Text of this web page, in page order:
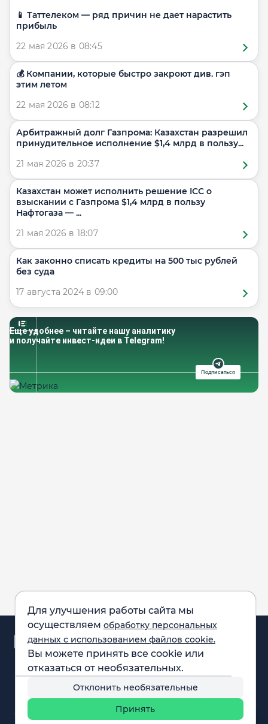
Для улучшения работы сайта мы
осуществляем обработку персональных
данных с использованием файлов cookie.
Вы можете принять все cookie или
отказаться от необязательных.
Отклонить необязательные
Принять
📱 Таттелеком — ряд причин не дает нарастить
прибыль
22 мая 2026 в 08:45
💰 Компании, которые быстро закроют див. гэп
этим летом
22 мая 2026 в 08:12
Арбитражный долг Газпрома: Казахстан разрешил
принудительное исполнение $1,4 млрд в пользу...
21 мая 2026 в 20:37
Казахстан может исполнить решение ICC о
взыскании с Газпрома $1,4 млрд в пользу
Нафтогаза — ...
21 мая 2026 в 18:07
Как законно списать кредиты на 500 тыс рублей
без суда
17 августа 2024 в 09:00
Еще удобнее – читайте нашу аналитику
и получайте инвест-идеи в Telegram!
Подписаться
Обращаем внимание:
все материалы,
представленные на
сайте, не являются
Аналитика и
новости
Карта рынка
Компании
F.A.Q.
Обучение
Вебинары
О нас